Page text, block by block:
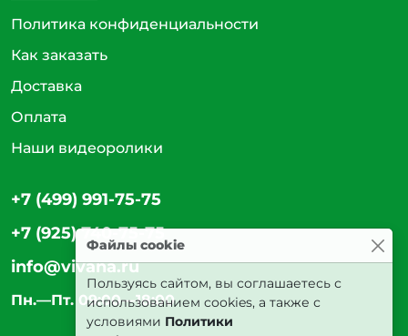
Политика конфиденциальности
Как заказать
Доставка
Оплата
Наши видеоролики
+7 (499) 991-75-75
+7 (925) 740-75-75
info@vivana.ru
Пн.—Пт. 09:00—18:00
Файлы cookie
Пользуясь сайтом, вы соглашаетесь с
использованием cookies, а также с
условиями Политики